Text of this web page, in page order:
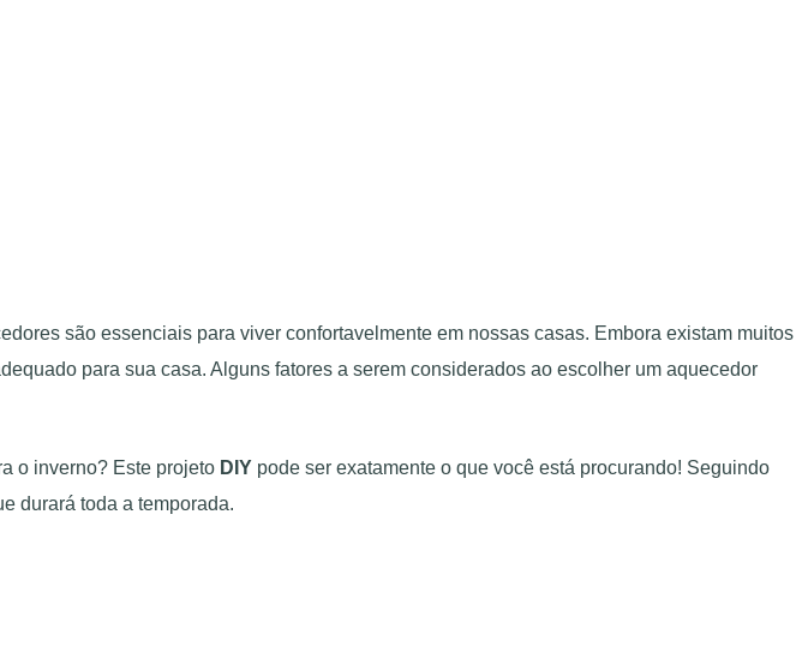
são essenciais para viver confortavelmente em nossas casas. Embora existam muitos
para sua casa. Alguns fatores a serem considerados ao escolher um aquecedor
o inverno? Este projeto DIY pode ser exatamente o que você está procurando! Seguindo
durará toda a temporada.